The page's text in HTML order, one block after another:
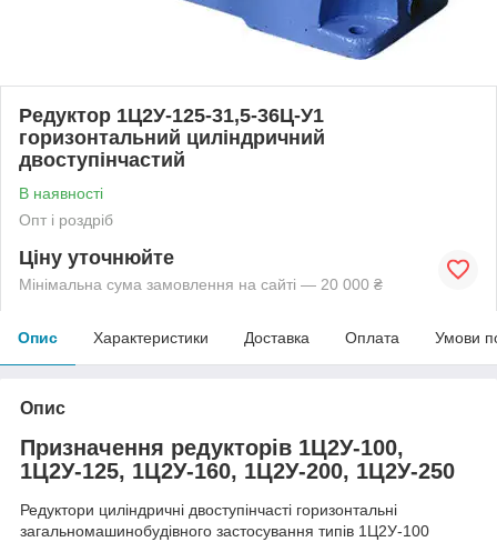
Редуктор 1Ц2У-125-31,5-36Ц-У1
горизонтальний циліндричний
двоступінчастий
В наявності
Опт і роздріб
Ціну уточнюйте
Мінімальна сума замовлення на сайті — 20 000 ₴
Опис Характеристики Доставка Оплата Умови
Опис
Призначення редукторів 1Ц2У-100,
1Ц2У-125, 1Ц2У-160, 1Ц2У-200, 1Ц2У-250
Редуктори циліндричні двоступінчасті горизонтальні
загальномашинобудівного застосування типів 1Ц2У-100